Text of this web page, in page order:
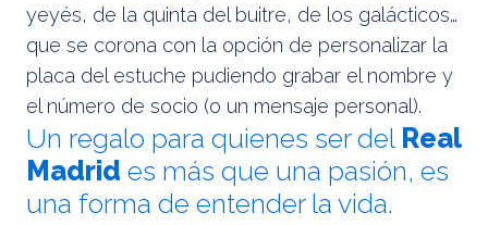
yeyés, de la quinta del buitre, de los galácticos…
que se corona con la opción de personalizar la
placa del estuche pudiendo grabar el nombre y
el número de socio (o un mensaje personal).
Un regalo para quienes ser del Real
Madrid es más que una pasión, es
una forma de entender la vida.